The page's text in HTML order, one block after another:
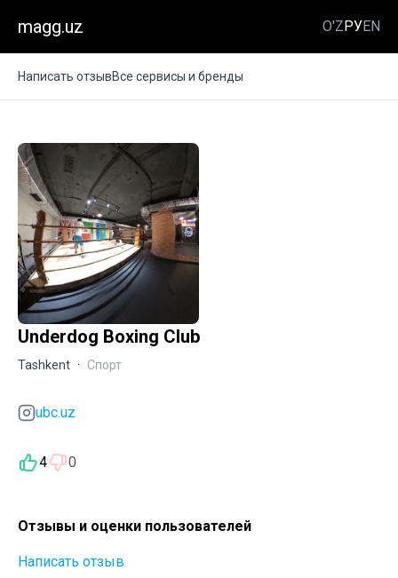
magg.uz O'ZРУEN
Написать отзывВсе сервисы и бренды
Underdog Boxing Club
Tashkent · Спорт
ubc.uz
4 0
Отзывы и оценки пользователей
Написать отзыв